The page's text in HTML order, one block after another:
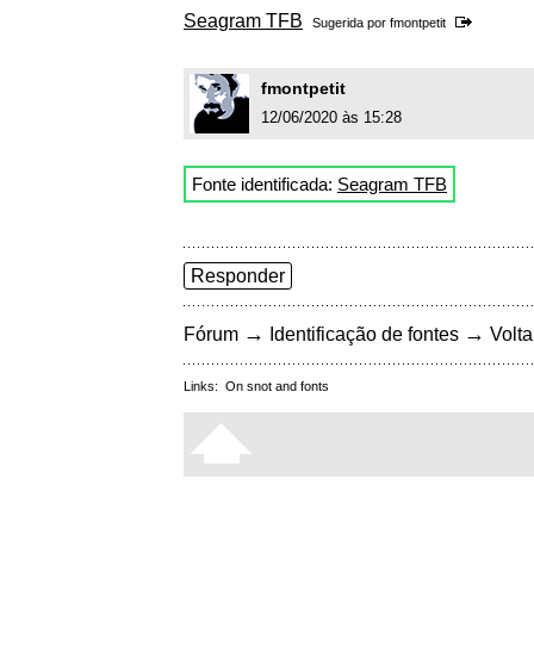
Seagram TFB Sugerida por fmontpetit
fmontpetit
12/06/2020 às 15:28
Fonte identificada: Seagram TFB
Responder
Fórum → Identificação de fontes →
Links: On snot and fonts